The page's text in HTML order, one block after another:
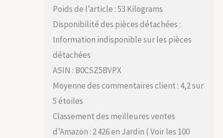
Poids de l’article : 53 Kilograms
Disponibilité des pièces détachées :
Information indisponible sur les pièces
détachées
ASIN : B0CSZ5BVPX
Moyenne des commentaires client : 4,2 sur
5 étoiles
Classement des meilleures ventes
d’Amazon : 2 426 en Jardin ( Voir les 100